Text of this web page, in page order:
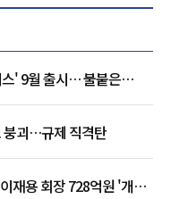
' 9월 출시… 불붙은
붕괴…규제 직격탄
재용 회장 728억원 '개인